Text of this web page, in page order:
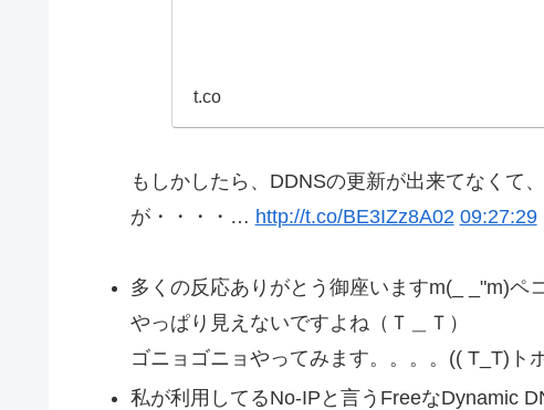
t.co
もしかしたら、DDNSの更新が出来てなくて
が・・・・… http://t.co/BE3IZz8A02 09:27:29
多くの反応ありがとう御座いますm(_ _"m)ペ
やっぱり見えないですよね（Ｔ＿Ｔ）
ゴニョゴニョやってみます。。。。(( T_T)ト
私が利用してるNo-IPと言うFreeなDynamic